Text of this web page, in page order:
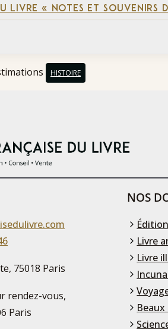
LIVRE « NOTES ET SOUVENIRS
HISTOIRE
75018 Paris
rendez-vous,
Paris
NOS
Livre
Livre